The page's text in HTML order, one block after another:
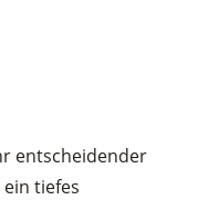
entscheidender
tiefes